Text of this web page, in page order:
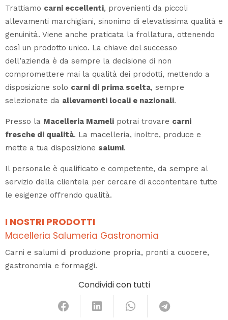
Trattiamo carni eccellenti, provenienti da piccoli
allevamenti marchigiani, sinonimo di elevatissima qualità e
genuinità. Viene anche praticata la frollatura, ottenendo
così un prodotto unico. La chiave del successo
dell’azienda è da sempre la decisione di non
compromettere mai la qualità dei prodotti, mettendo a
disposizione solo carni di prima scelta, sempre
selezionate da allevamenti locali e nazionali.
Presso la Macelleria Mameli potrai trovare carni
fresche di qualità. La macelleria, inoltre, produce e
mette a tua disposizione salumi.
Il personale è qualificato e competente, da sempre al
servizio della clientela per cercare di accontentare tutte
le esigenze offrendo qualità.
I NOSTRI PRODOTTI
Macelleria Salumeria Gastronomia
Carni e salumi di produzione propria, pronti a cuocere,
gastronomia e formaggi.
Condividi con tutti